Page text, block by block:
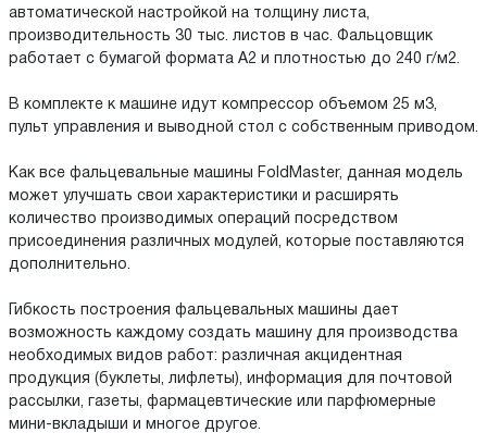
автоматической настройкой на толщину листа,
производительность 30 тыс. листов в час. Фальцовщик
работает с бумагой формата А2 и плотностью до 240 г/м2.
В комплекте к машине идут компрессор объемом 25 м3,
пульт управления и выводной стол с собственным приводом.
Как все фальцевальные машины FoldMaster, данная модель
может улучшать свои характеристики и расширять
количество производимых операций посредством
присоединения различных модулей, которые поставляются
дополнительно.
Гибкость построения фальцевальных машины дает
возможность каждому создать машину для производства
необходимых видов работ: различная акцидентная
продукция (буклеты, лифлеты), информация для почтовой
рассылки, газеты, фармацевтические или парфюмерные
мини-вкладыши и многое другое.